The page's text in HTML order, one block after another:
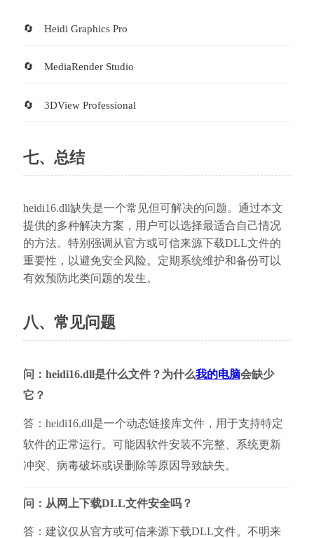
Heidi Graphics Pro
MediaRender Studio
3DView Professional
七、总结
heidi16.dll缺失是一个常见但可解决的问题。通过本文
提供的多种解决方案，用户可以选择最适合自己情况
的方法。特别强调从官方或可信来源下载DLL文件的
重要性，以避免安全风险。定期系统维护和备份可以
有效预防此类问题的发生。
八、常见问题
问：heidi16.dll是什么文件？为什么我的电脑会缺少
它？
答：heidi16.dll是一个动态链接库文件，用于支持特定
软件的正常运行。可能因软件安装不完整、系统更新
冲突、病毒破坏或误删除等原因导致缺失。
问：从网上下载DLL文件安全吗？
答：建议仅从官方或可信来源下载DLL文件。不明来